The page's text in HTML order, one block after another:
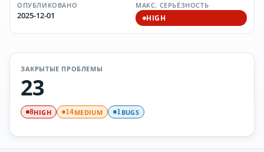
ОПУБЛИКОВАНО
2025-12-01
МАКС. СЕРЬЁЗНОСТЬ
HIGH
ЗАКРЫТЫЕ ПРОБЛЕМЫ
23
8HIGH 14MEDIUM 1BUGS